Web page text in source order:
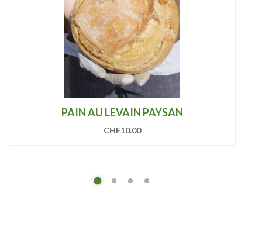
PAIN AU LEVAIN PAYSAN
CHF10.00